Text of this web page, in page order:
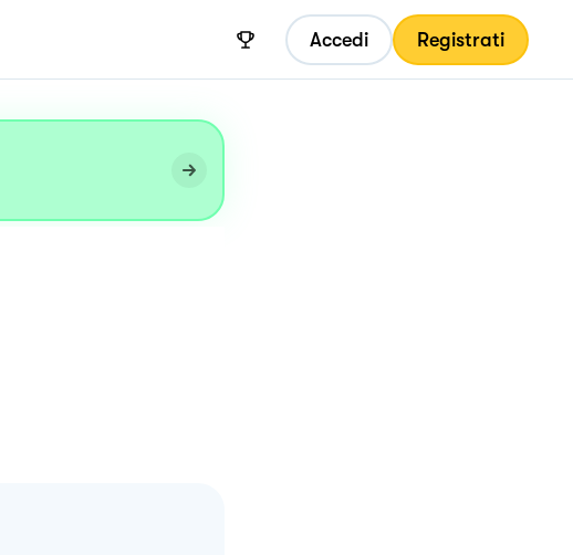
Accedi Registrati